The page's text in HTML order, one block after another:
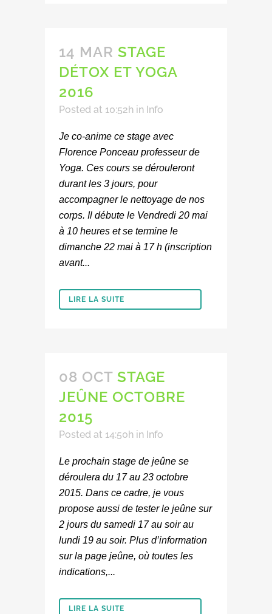
14 MAR STAGE
DÉTOX ET YOGA
2016
Posted at 10:52h in Info
Je co-anime ce stage avec
Florence Ponceau professeur de
Yoga. Ces cours se dérouleront
durant les 3 jours, pour
accompagner le nettoyage de nos
corps. Il débute le Vendredi 20 mai
à 10 heures et se termine le
dimanche 22 mai à 17 h (inscription
avant...
LIRE LA SUITE
08 OCT STAGE
JEÛNE OCTOBRE
2015
Posted at 14:50h in Info
Le prochain stage de jeûne se
déroulera du 17 au 23 octobre
2015. Dans ce cadre, je vous
propose aussi de tester le jeûne sur
2 jours du samedi 17 au soir au
lundi 19 au soir. Plus d’information
sur la page jeûne, où toutes les
indications,...
LIRE LA SUITE